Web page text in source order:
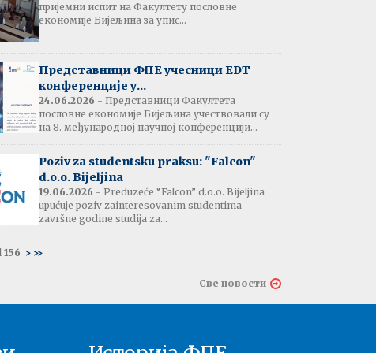
потврда
љетне паузе
испита:
економија
испита и
усменог испита:
Енглески језик 2
година - 03.07.2026
језик 1
пријемни испит на Факултету пословне
економије Бијељина за упис...
Представници ФПЕ учесници EDT
конференције у...
24.06.2026 - Представници Факултета
пословне економије Бијељина учествовали су
на 8. међународној научној конференцији...
Poziv za studentsku praksu: "Falcon"
d.o.o. Bijeljina
19.06.2026 - Preduzeće “Falcon” d.o.o. Bijeljina
upućuje poziv zainteresovanim studentima
završne godine studija za...
156 > >>
Све новости